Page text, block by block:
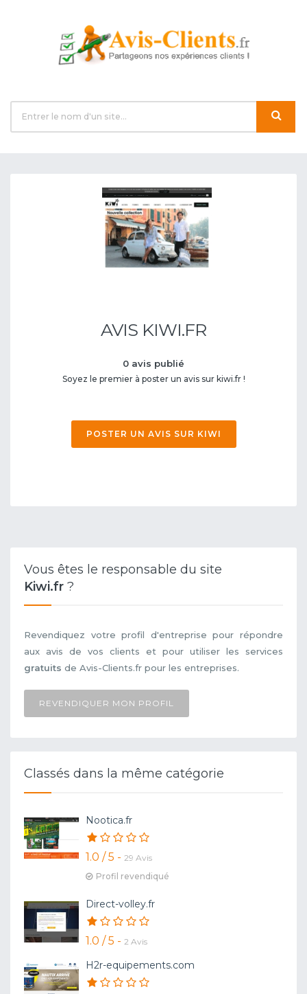
AVIS KIWI.FR
0 avis publié
Soyez le premier à poster un avis sur kiwi.fr !
POSTER UN AVIS SUR KIWI
Vous êtes le responsable du site
Kiwi.fr ?
Revendiquez votre profil d'entreprise pour répondre
aux avis de vos clients et pour utiliser les services
gratuits de Avis-Clients.fr pour les entreprises.
REVENDIQUER MON PROFIL
Classés dans la même catégorie
Nootica.fr
1.0 / 5 - 29 Avis
Profil revendiqué
Direct-volley.fr
1.0 / 5 - 2 Avis
H2r-equipements.com